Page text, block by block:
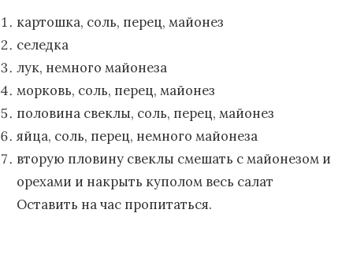
картошка, соль, перец, майонез
селедка
лук, немного майонеза
морковь, соль, перец, майонез
половина свеклы, соль, перец, майонез
яйца, соль, перец, немного майонеза
вторую пловину свеклы смешать с майонезом и
орехами и накрыть куполом весь салат
Оставить на час пропитаться.